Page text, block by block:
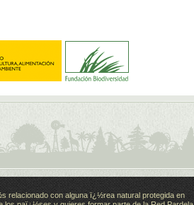
relacionado con alguna ï¿½rea natural protegida en